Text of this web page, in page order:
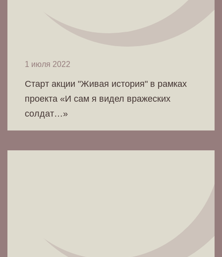
1 июля 2022
Старт акции "Живая история" в рамках
проекта «И сам я видел вражеских
солдат…»